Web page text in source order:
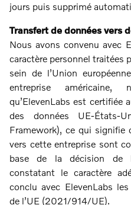
jours puis supprimé
Transfert de données vers
Nous avons convenu avec
caractère personnel traitées
sein de l’Union
entreprise
qu’ElevenLabs est certifiée
des données UE-États-
Framework), ce qui signifie
vers cette entreprise sont
base de la décision de
constatant le caractère
conclu avec ElevenLabs
de l’UE (2021/914/UE).